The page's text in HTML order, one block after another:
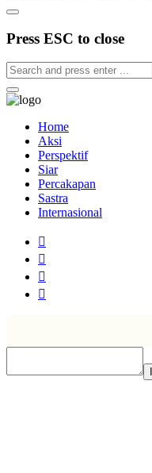
Press ESC to close
Home
Aksi
Perspektif
Siar
Percakapan
Sastra
Internasional